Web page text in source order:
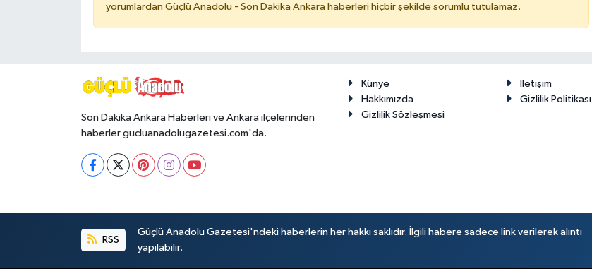
yorumlardan Güçlü Anadolu - Son Dakika Ankara haberleri hiçbir şekilde sorumlu tutulamaz.
Son Dakika Ankara Haberleri ve Ankara ilçelerinden
haberler gucluanadolugazetesi.com'da.
Künye
İletişim
Hakkımızda
Gizlilik Politikası
Gizlilik Sözleşmesi
RSS
Güçlü Anadolu Gazetesi'ndeki haberlerin her hakkı saklıdır. İlgili habere sadece link verilerek alıntı
yapılabilir.